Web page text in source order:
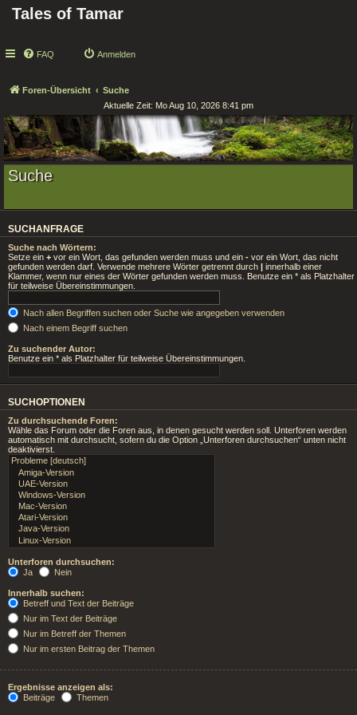
Tales of Tamar
FAQ Anmelden
Foren-Übersicht
Suche
Aktuelle Zeit: Mo Aug 10, 2026 8:41 pm
Suche
SUCHANFRAGE
Suche nach Wörtern:
Setze ein + vor ein Wort, das gefunden werden muss und ein - vor ein Wort, das nicht
gefunden werden darf. Verwende mehrere Wörter getrennt durch | innerhalb einer
Klammer, wenn nur eines der Wörter gefunden werden muss. Benutze ein * als Platzhalter
für teilweise Übereinstimmungen.
Nach allen Begriffen suchen oder Suche wie angegeben verwenden
Nach einem Begriff suchen
Zu suchender Autor:
Benutze ein * als Platzhalter für teilweise Übereinstimmungen.
SUCHOPTIONEN
Zu durchsuchende Foren:
Wähle das Forum oder die Foren aus, in denen gesucht werden soll. Unterforen werden
automatisch mit durchsucht, sofern du die Option „Unterforen durchsuchen“ unten nicht
deaktivierst.
Unterforen durchsuchen:
Ja
Nein
Innerhalb suchen:
Betreff und Text der Beiträge
Nur im Text der Beiträge
Nur im Betreff der Themen
Nur im ersten Beitrag der Themen
Ergebnisse anzeigen als:
Beiträge
Themen